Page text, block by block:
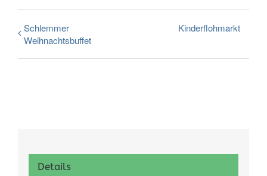
Schlemmer
Weihnachtsbuffet
Kinderflohmarkt
Details